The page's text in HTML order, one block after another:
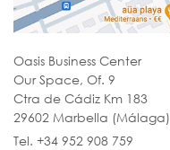
Oasis Business Center
Our Space, Of. 9
Ctra de Cádiz Km 183
29602 Marbella (Málaga)
Tel. +34 952 908 759